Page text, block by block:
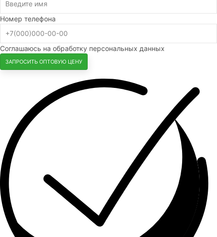
Номер телефона
Соглашаюсь на обработку персональных данных
ЗАПРОСИТЬ ОПТОВУЮ ЦЕНУ